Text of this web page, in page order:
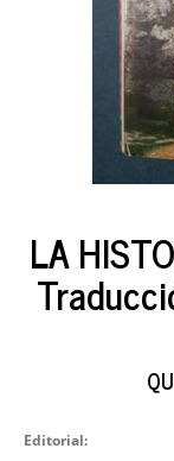
LA
Editorial: